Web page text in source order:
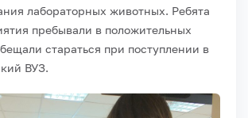
лабораторных животных. Ребята
пребывали в положительных
стараться при поступлении в
ВУЗ.